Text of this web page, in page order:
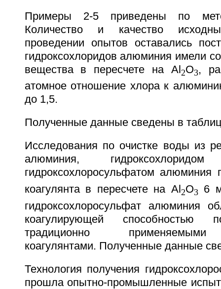
Примеры 2-5 приведены по
Количество и качество
проведении опытов оставались
гидроксохлоридов алюминия имели
вещества в пересчете на Аl 2О3,
атомное отношение хлора к
до 1,5.
Полученные данные сведены в
Исследования по очистке воды из
алюминия,
гидроксохлоросульфатом алюминия
коагулянта в пересчете на Аl 2О3 6
гидроксохлоросульфат алюминия
коагулирующей
традиционно
коагулянтами. Полученные данные
Технология получения
прошла опытно-промышленные